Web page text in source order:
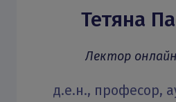
Тетяна
Лектор
д.е.н., професор,